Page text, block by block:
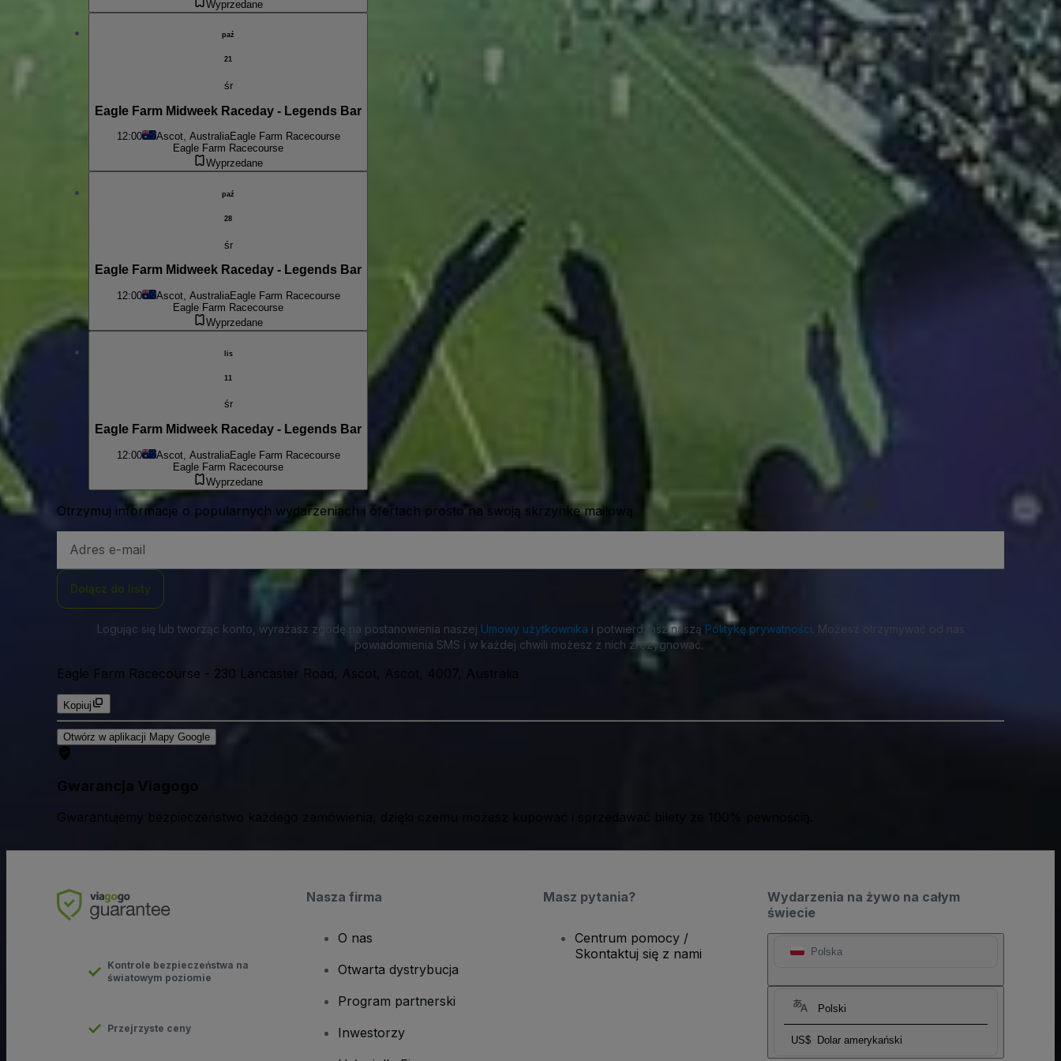
Wyprzedane
paź
21
śr
Eagle Farm Midweek Raceday - Legends Bar
12:00 Ascot, AustraliaEagle Farm Racecourse
Eagle Farm Racecourse
Wyprzedane
paź
28
śr
Eagle Farm Midweek Raceday - Legends Bar
12:00 Ascot, AustraliaEagle Farm Racecourse
Eagle Farm Racecourse
Wyprzedane
lis
11
śr
Eagle Farm Midweek Raceday - Legends Bar
12:00 Ascot, AustraliaEagle Farm Racecourse
Eagle Farm Racecourse
Wyprzedane
Otrzymuj informacje o popularnych wydarzeniach i ofertach prosto na swoją skrzynkę mailową
e-
Dołącz do listy
Logując się lub tworząc konto, wyrażasz zgodę na postanowienia naszej Umowy użytkownika i potwierdzasz naszą Politykę prywatności . Możesz otrzymywać od nas
powiadomienia SMS i w każdej chwili możesz z nich zrezygnować.
Eagle Farm Racecourse - 230 Lancaster Road, Ascot, Ascot, 4007, Australia
Kopiuj
Otwórz w aplikacji Mapy Google
Gwarancja Viagogo
Gwarantujemy bezpieczeństwo każdego zamówienia, dzięki czemu możesz kupować i sprzedawać bilety ze 100% pewnością.
Wydarzenia na żywo na całym
świecie
Polska
Polski
US$ Dolar amerykański
Kontrole bezpieczeństwa na
światowym poziomie
Przejrzyste ceny
Nasza firma
O nas
Otwarta dystrybucja
Program partnerski
Inwestorzy
Masz pytania?
Centrum pomocy /
Skontaktuj się z nami